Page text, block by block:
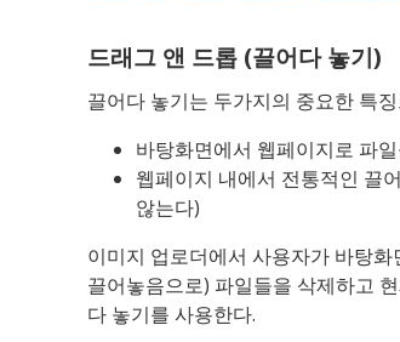
드래그 앤 드롭 (끌어다 놓기)
끌어다 놓기는 두가지의 중요한 특
바탕화면에서 웹페이지로 파
웹페이지 내에서 전통적인 끌
않는다)
이미지 업로더에서 사용자가 바탕
끌어놓음으로) 파일들을 삭제하고
다 놓기를 사용한다.